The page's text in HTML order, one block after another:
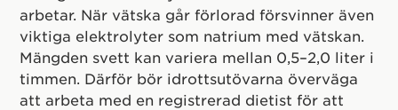
arbetar. När vätska går förlorad försvinner även
viktiga elektrolyter som natrium med vätskan.
Mängden svett kan variera mellan 0,5–2,0 liter i
timmen. Därför bör idrottsutövarna överväga
att arbeta med en registrerad dietist för att